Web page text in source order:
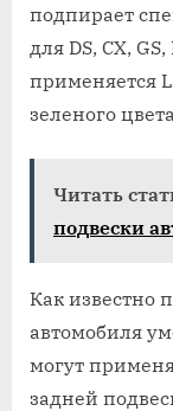
подпирает
для DS, CX,
применяется
зеленого
Читать
подвески
Как известно
автомобиля
могут
задней